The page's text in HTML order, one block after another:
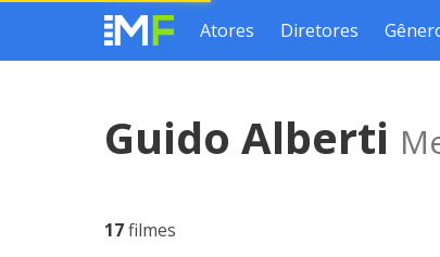
Atores Diretores
Guido Alberti
17filmes